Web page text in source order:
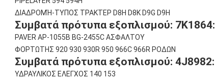
ΔΙΑΔΡΟΜΉ-ΤΥΠΟΣ ΤΡΑΚΤΕΡ D8H D8K D9G D9H
Συμβατά πρότυπα εξοπλισμού: 7K1864:
PAVER AP-1055B BG-2455C ΑΣΦΑΛΤΟΥ
ΦΟΡΤΩΤΗΣ 920 930 930R 950 966C 966R ΡΟΔΩΝ
Συμβατά πρότυπα εξοπλισμού: 4J8982:
ΥΔΡΑΥΛΙΚΟΣ ΕΛΕΓΧΟΣ 140 153